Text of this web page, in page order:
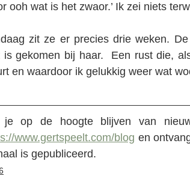
ooh wat is het zwaor.’ Ik zei niets
zit ze er precies drie weken.
is gekomen bij haar.  Een rust die,
en waardoor ik gelukkig weer wat
www.gertspeelt.com/blog en
is gepubliceerd.